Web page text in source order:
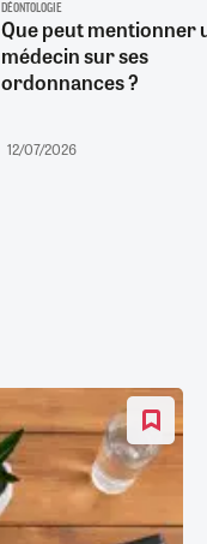
DÉONTOLOGIE
Que peut mentionner
médecin sur ses
ordonnances ?
12/07/2026